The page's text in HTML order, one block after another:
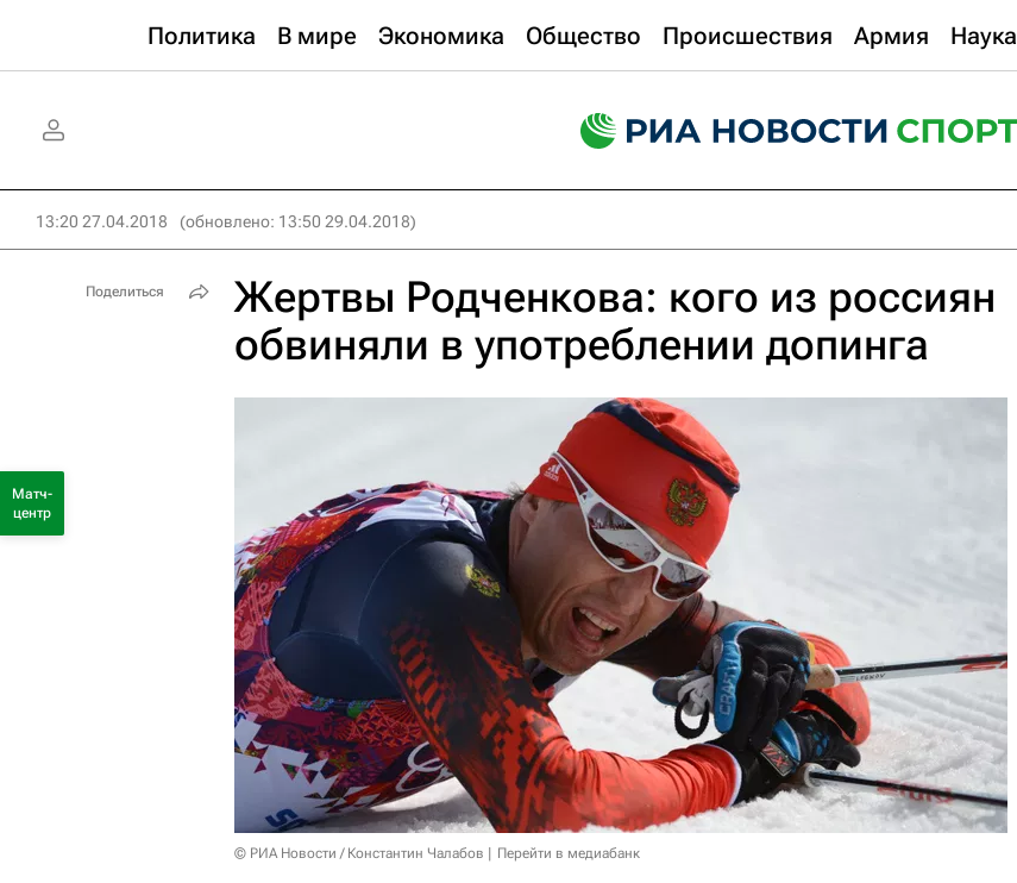
Политика В мире Экономика Общество Происшествия Армия Наука
13:20 27.04.2018 (обновлено: 13:50 29.04.2018)
Жертвы Родченкова: кого из россиян
обвиняли в употреблении допинга
© РИА Новости / Константин Чалабов Перейти в медиабанк
Поделиться
Матч-
центр